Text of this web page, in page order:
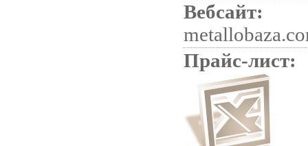
Вебсайт:
Прайс-лист: